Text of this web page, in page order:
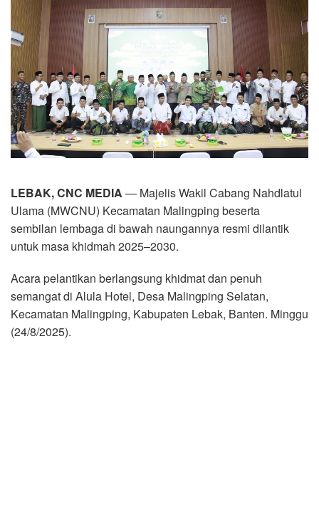
LEBAK, CNC MEDIA — Majelis Wakil Cabang Nahdlatul
Ulama (MWCNU) Kecamatan Malingping beserta
sembilan lembaga di bawah naungannya resmi dilantik
untuk masa khidmah 2025–2030.
Acara pelantikan berlangsung khidmat dan penuh
semangat di Alula Hotel, Desa Malingping Selatan,
Kecamatan Malingping, Kabupaten Lebak, Banten. Minggu
(24/8/2025).